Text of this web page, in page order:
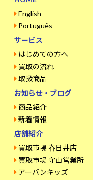
English
Português
サービス
はじめての方へ
買取の流れ
取扱商品
お知らせ・ブログ
商品紹介
新着情報
店舗紹介
買取市場 春日井店
買取市場 守山営業所
アーバンキッズ